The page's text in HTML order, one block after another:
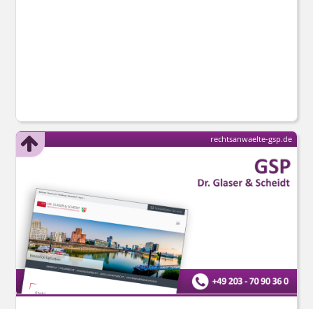
rechtsanwaelte-gsp.de